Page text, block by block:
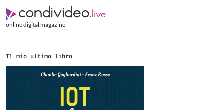
online digital magazine
Il mio ultimo libro